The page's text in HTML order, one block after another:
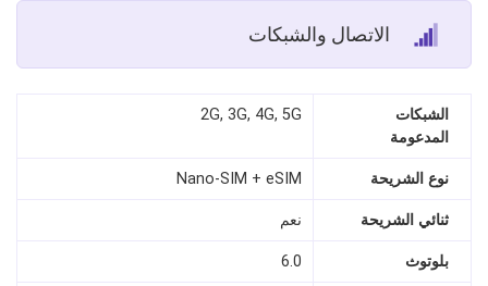
الاتصال والشبكات
الشبكات
المدعومة
2G, 3G, 4G, 5G
نوع الشريحة Nano-SIM + eSIM
ثنائي الشريحة نعم
بلوتوث 6.0